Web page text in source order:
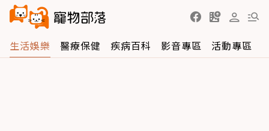
生活娛樂 醫療保健 疾病百科 影音專區 活動專區